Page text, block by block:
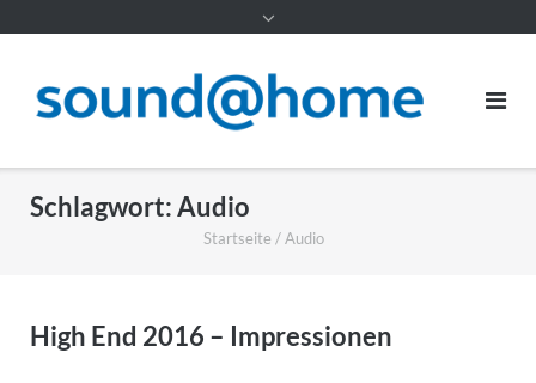
Schlagwort:Audio
Startseite / Audio
High End 2016 – Impressionen